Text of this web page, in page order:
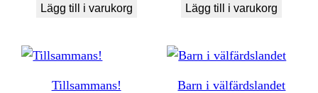
Lägg till i varukorg Lägg till i varukorg
Tillsammans! Barn i välfärdslandet